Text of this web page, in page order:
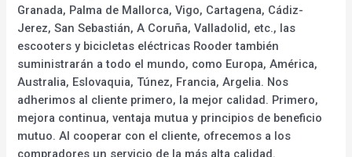
Granada, Palma de Mallorca, Vigo, Cartagena, Cádiz-
Jerez, San Sebastián, A Coruña, Valladolid, etc., las
escooters y bicicletas eléctricas Rooder también
suministrarán a todo el mundo, como Europa, América,
Australia, Eslovaquia, Túnez, Francia, Argelia. Nos
adherimos al cliente primero, la mejor calidad. Primero,
mejora continua, ventaja mutua y principios de beneficio
mutuo. Al cooperar con el cliente, ofrecemos a los
compradores un servicio de la más alta calidad.